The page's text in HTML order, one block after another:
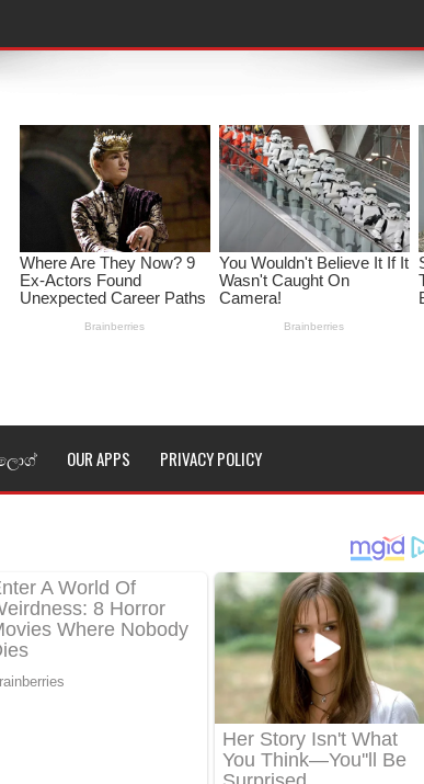
පෙළ
lyrics
පද පෙළ
OUR APPS PRIVACY POLICY